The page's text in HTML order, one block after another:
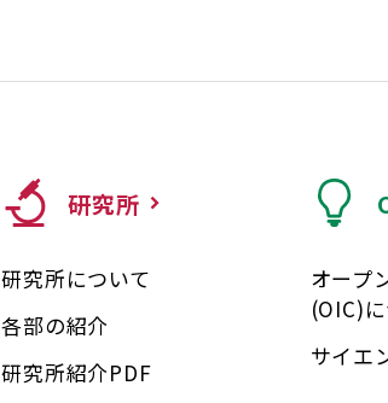
研究所
研究所について
各部の紹介
研究所紹介PDF
オープ
(OIC)
サイエ